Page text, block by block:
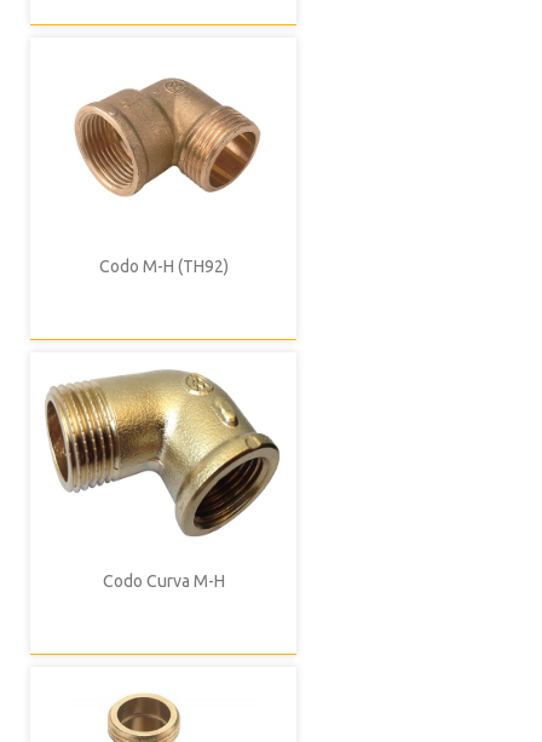
Codo M-H (TH92)
Codo Curva M-H